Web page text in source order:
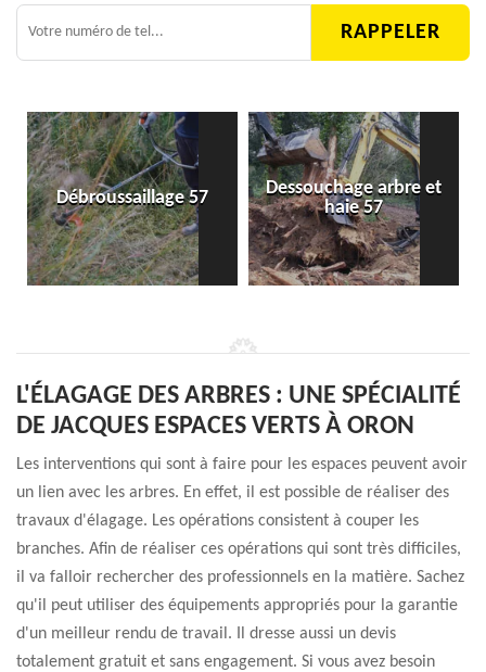
Débroussaillage 57
Dessouchage arbre et
haie 57
L'ÉLAGAGE DES ARBRES : UNE SPÉCIALITÉ
DE JACQUES ESPACES VERTS À ORON
Les interventions qui sont à faire pour les espaces peuvent avoir
un lien avec les arbres. En effet, il est possible de réaliser des
travaux d'élagage. Les opérations consistent à couper les
branches. Afin de réaliser ces opérations qui sont très difficiles,
il va falloir rechercher des professionnels en la matière. Sachez
qu'il peut utiliser des équipements appropriés pour la garantie
d'un meilleur rendu de travail. Il dresse aussi un devis
totalement gratuit et sans engagement. Si vous avez besoin